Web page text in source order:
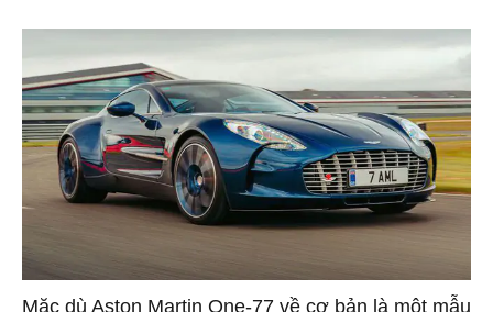
Mặc dù Aston Martin One-77 về cơ bản là một mẫu